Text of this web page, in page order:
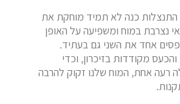
התנצלות כנה לא תמיד מוחקת את
נצרבת במוח ומשפיעה על האופן
אחד את השני גם בעתיד.
מקודדות בזיכרון, וכדי
רעה אחת, המוח שלנו זקוק להרבה